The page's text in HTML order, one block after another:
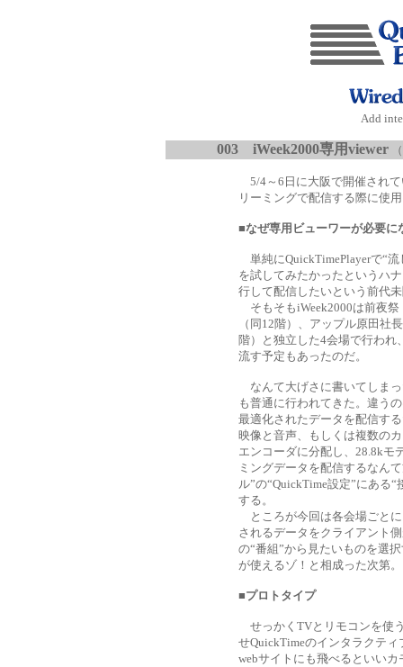
Add
003 iWeek2000専用viewer （
5/4～6日に大阪で開催されて
リーミングで配信する際に使
■なぜ専用ビューワーが必要に
単純にQuickTimePlayerで“
を試してみたかったというハ
行して配信したいという前代
そもそもiWeek2000は前夜
（同12階）、アップル原田社
階）と独立した4会場で行わ
流す予定もあったのだ。
なんて大げさに書いてしま
も普通に行われてきた。違う
最適化されたデータを配信す
映像と音声、もしくは複数の
エンコーダに分配し、28.8kモ
ミングデータを配信するなん
ル”の“QuickTime設定”にある
する。
ところが今回は各会場ごと
されるデータをクライアント
の“番組”から見たいものを選
が使えるゾ！と相成った次第。
■プロトタイプ
せっかくTVとリモコンを使
せQuickTimeのインタラクテ
webサイトにも飛べるといい